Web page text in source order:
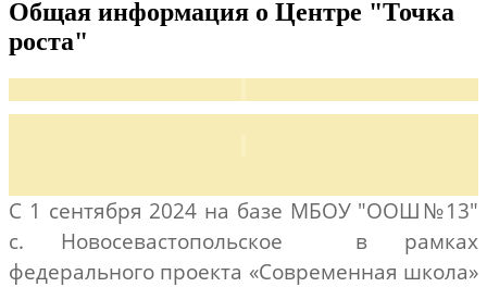
Общая информация о Центре "Точка
роста"
С 1 сентября 2024 на базе МБОУ "ООШ№13"
с. Новосевастопольское в рамках
федерального проекта «Современная школа»